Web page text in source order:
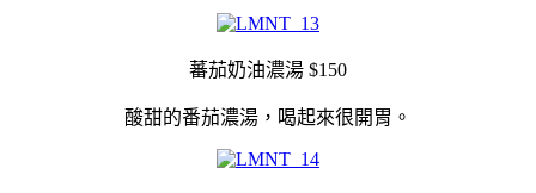
蕃茄奶油濃湯 $150
酸甜的番茄濃湯，喝起來很開胃。